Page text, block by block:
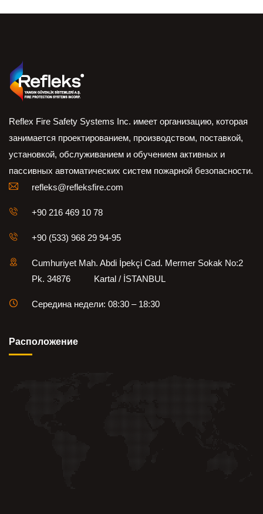
Reflex Fire Safety Systems Inc. имеет организацию, которая
занимается проектированием, производством, поставкой,
установкой, обслуживанием и обучением активных и
пассивных автоматических систем пожарной безопасности.
refleks@refleksfire.com
+90 216 469 10 78
+90 (533) 968 29 94-95
Cumhuriyet Mah. Abdi İpekçi Cad. Mermer Sokak No:2
Pk. 34876 Kartal / İSTANBUL
Середина недели: 08:30 – 18:30
Pасположение